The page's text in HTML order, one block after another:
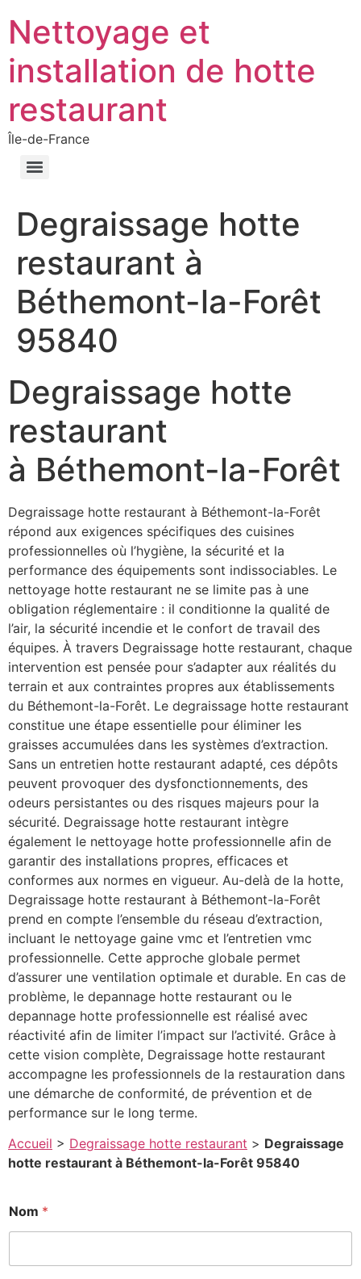
Nettoyage et
installation de hotte
restaurant
Île-de-France
Degraissage hotte
restaurant à
Béthemont-la-Forêt
95840
Degraissage hotte
restaurant
à Béthemont-la-Forêt
Degraissage hotte restaurant à Béthemont-la-Forêt
répond aux exigences spécifiques des cuisines
professionnelles où l’hygiène, la sécurité et la
performance des équipements sont indissociables. Le
nettoyage hotte restaurant ne se limite pas à une
obligation réglementaire : il conditionne la qualité de
l’air, la sécurité incendie et le confort de travail des
équipes. À travers Degraissage hotte restaurant, chaque
intervention est pensée pour s’adapter aux réalités du
terrain et aux contraintes propres aux établissements
du Béthemont-la-Forêt. Le degraissage hotte restaurant
constitue une étape essentielle pour éliminer les
graisses accumulées dans les systèmes d’extraction.
Sans un entretien hotte restaurant adapté, ces dépôts
peuvent provoquer des dysfonctionnements, des
odeurs persistantes ou des risques majeurs pour la
sécurité. Degraissage hotte restaurant intègre
également le nettoyage hotte professionnelle afin de
garantir des installations propres, efficaces et
conformes aux normes en vigueur. Au-delà de la hotte,
Degraissage hotte restaurant à Béthemont-la-Forêt
prend en compte l’ensemble du réseau d’extraction,
incluant le nettoyage gaine vmc et l’entretien vmc
professionnelle. Cette approche globale permet
d’assurer une ventilation optimale et durable. En cas de
problème, le depannage hotte restaurant ou le
depannage hotte professionnelle est réalisé avec
réactivité afin de limiter l’impact sur l’activité. Grâce à
cette vision complète, Degraissage hotte restaurant
accompagne les professionnels de la restauration dans
une démarche de conformité, de prévention et de
performance sur le long terme.
Accueil > Degraissage hotte restaurant > Degraissage
hotte restaurant à Béthemont-la-Forêt 95840
Nom *